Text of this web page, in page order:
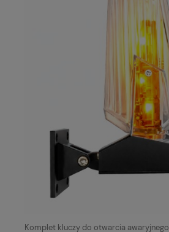
Komplet kluczy do otwarcia awaryjnego